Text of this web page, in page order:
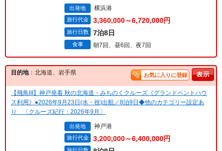
出発地 横浜港
旅行代金 3,360,000～6,720,000円
旅行日数 7泊8日
食事 朝7回、昼6回、夜7回
目的地：北海道、岩手県 お気に入りに登録
【飛鳥III】神戸発着 秋の北海道・みちのくクルーズ《グランドペントハウ
ス利用》●2026年9月23日(水・祝)出航／8泊9日◆他のカテゴリー設定あ
り 〔クルーズ紀行：2026年9月〕
出発地 神戸港
旅行代金 3,200,000～6,400,000円